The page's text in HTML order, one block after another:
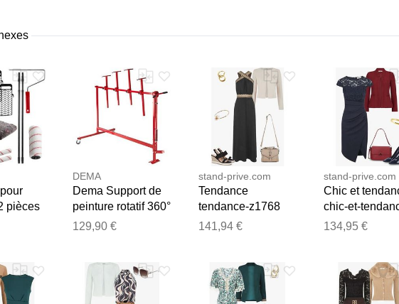
pièces
DEMA
Dema Support de
peinture rotatif 360°
pour carrossier /
129,90 €
stand-prive.com
Tendance
tendance-z1768
Z1768 female
141,94 €
stand-prive.com
Chic et
chic-et-
z1938 Z1938
134,95 €
Merci pour votre avis